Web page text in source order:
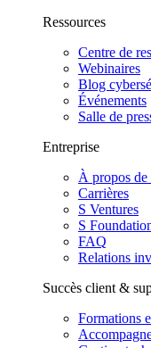
Ressources
Centre de
Webinaires
Blog
Événements
Salle de
Entreprise
À propos
Carrières
S Ventures
S
FAQ
Relations
Succès client &
Formations